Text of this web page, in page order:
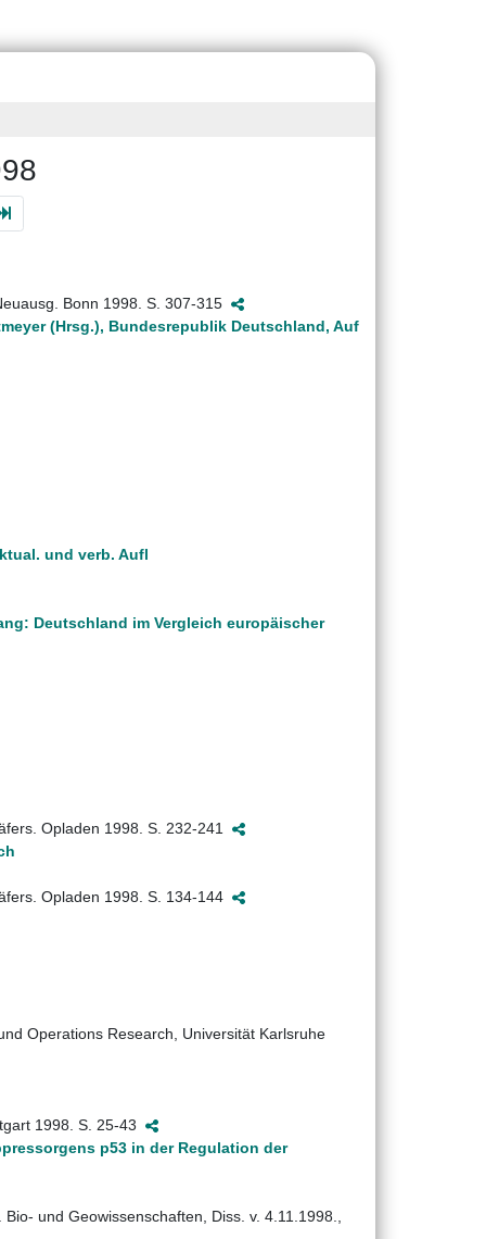
Bonn 1998. S. 307-315
(Hrsg.), Bundesrepublik Deutschland, Auf
und verb. Aufl
Deutschland im Vergleich europäischer
Opladen 1998. S. 232-241
Opladen 1998. S. 134-144
Operations Research, Universität Karlsruhe
1998. S. 25-43
p53 in der Regulation der
und Geowissenschaften, Diss. v. 4.11.1998.,